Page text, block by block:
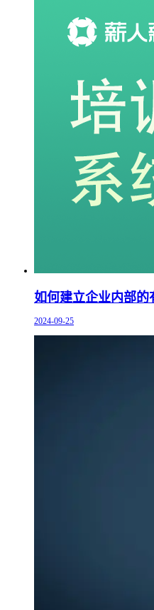
如何建立企业内部的
2024-09-25